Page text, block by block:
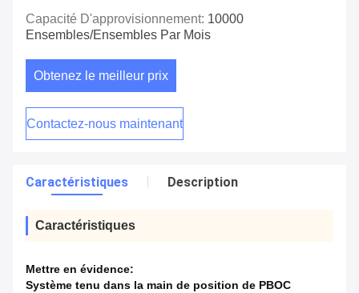
Capacité D'approvisionnement: 10000
Ensembles/ensembles Par Mois
Obtenez le meilleur prix
Contactez-nous maintenant
Caractéristiques Description
Caractéristiques
Mettre en évidence:
Système tenu dans la main de position de PBOC